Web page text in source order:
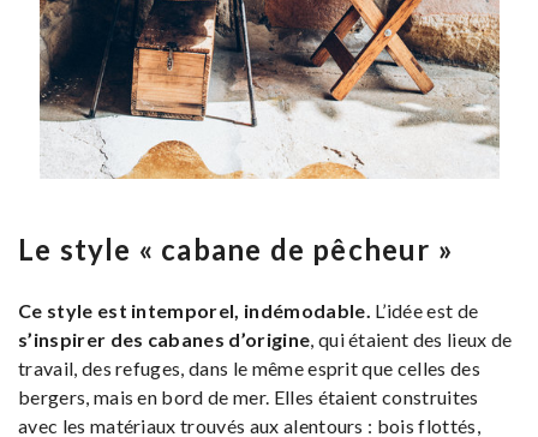
Le style « cabane de pêcheur »
Ce style est intemporel, indémodable. L’idée est de
s’inspirer des cabanes d’origine, qui étaient des lieux de
travail, des refuges, dans le même esprit que celles des
bergers, mais en bord de mer. Elles étaient construites
avec les matériaux trouvés aux alentours : bois flottés,